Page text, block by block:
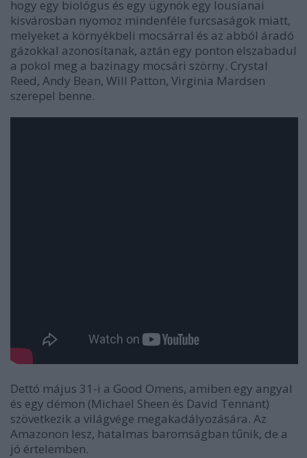
hogy egy biológus és egy ügynök egy lousianai
kisvárosban nyomoz mindenféle furcsaságok miatt,
melyeket a környékbeli mocsárral és az abból áradó
gázokkal azonosítanak, aztán egy ponton elszabadul
a pokol meg a bazinagy mocsári szörny. Crystal
Reed, Andy Bean, Will Patton, Virginia Mardsen
szerepel benne.
Dettó május 31-i a Good Omens, amiben egy angyal
és egy démon (Michael Sheen és David Tennant)
szövetkezik a világvége megakadályozására. Az
Amazonon lesz, hatalmas baromságban tűnik, de a
jó értelemben.